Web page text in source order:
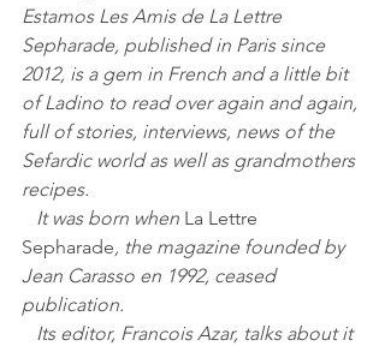
Estamos Les Amis de La Lettre
Sepharade, published in Paris since
2012, is a gem in French and a little bit
of Ladino to read over again and again,
full of stories, interviews, news of the
Sefardic world as well as grandmothers
recipes.
   It was born when
La Lettre
Sepharade, the magazine founded by
Jean Carasso en 1992, ceased
publication.